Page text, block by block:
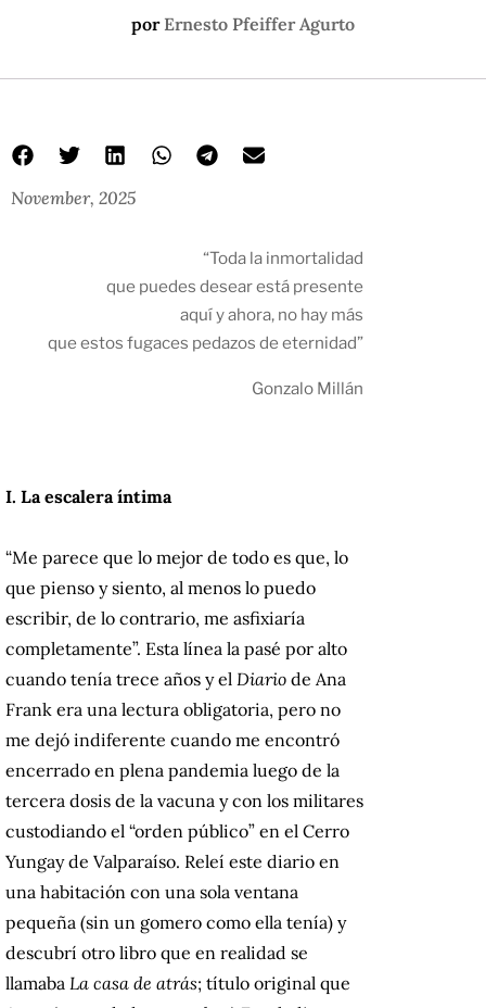
por Ernesto Pfeiffer Agurto
November, 2025
“Toda la inmortalidad
que puedes desear está presente
aquí y ahora, no hay más
que estos fugaces pedazos de eternidad”
Gonzalo Millán
I. La escalera íntima
“Me parece que lo mejor de todo es que, lo
que pienso y siento, al menos lo puedo
escribir, de lo contrario, me asfixiaría
completamente”. Esta línea la pasé por alto
cuando tenía trece años y el Diario de Ana
Frank era una lectura obligatoria, pero no
me dejó indiferente cuando me encontró
encerrado en plena pandemia luego de la
tercera dosis de la vacuna y con los militares
custodiando el “orden público” en el Cerro
Yungay de Valparaíso. Releí este diario en
una habitación con una sola ventana
pequeña (sin un gomero como ella tenía) y
descubrí otro libro que en realidad se
llamaba La casa de atrás; título original que